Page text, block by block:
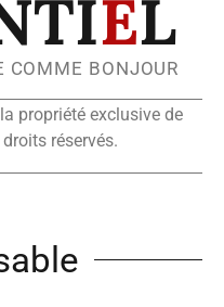
EL
COMME BONJOUR
propriété exclusive de
réservés.